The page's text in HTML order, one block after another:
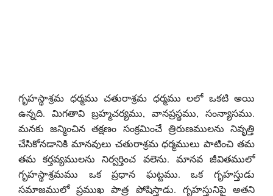
గృహస్థాశ్రమ ధర్మము చతురాశ్రమ ధర్మము లలో ఒకటి అయి
ఉన్నది. మిగతావి బ్రహ్మచర్యము, వానప్రస్థము, సంన్యాసము.
మనకు జన్మించిన తక్షణం సంక్రమించే త్రిరుణములను నివృత్తి
చేసికోనడానికి మానవులు చతురాశ్రమ ధర్మములు పాటించి తమ
తమ కర్తవ్యములను నిర్వర్తించ వలెను. మానవ జీవితములో
గృహస్థాశ్రమము ఒక ప్రధాన ఘట్టము. ఒక గృహస్తుడు
సమాజములో ప్రముఖ పాత్ర పోషిస్తాడు. గృహస్తునిపై అతని